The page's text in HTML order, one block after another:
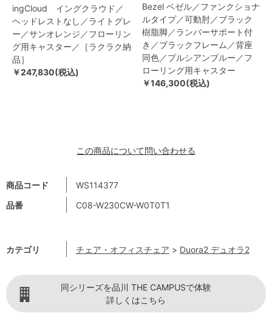
商品コード
WS114377
品番
C08-W230CW-W0T0T1
カテゴリ チェア・オフィスチェア > Duora2 デュオラ2
ingCloud イングクラウド／
ヘッドレストなし／ライトグレ
ー／サンオレンジ／フローリン
グ用キャスター／［ラクラク納
品］
￥247,830(税込)
Bezel ベゼル／ファンクショナ
ルタイプ／可動肘／ブラック
樹脂脚／ランバーサポート付
き／ブラックフレーム／背座
同色／プルシアンブルー／フ
ローリング用キャスター
￥146,300(税込)
この商品について問い合わせる
同シリーズを品川 THE CAMPUSで体験
詳しくはこちら